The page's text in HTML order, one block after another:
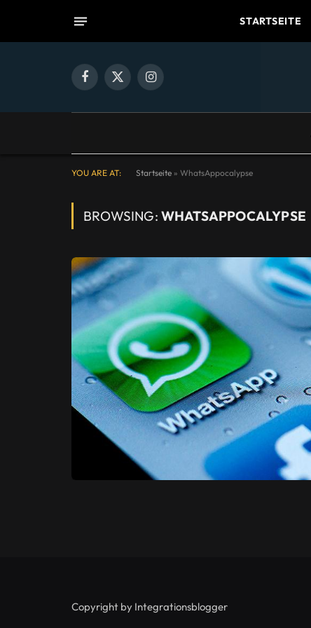
STARTSEITE
Facebook
X
Instagram
YOU ARE AT: Startseite » WhatsAppocalypse
BROWSING: WHATSAPPOCALYPSE
Copyright by Integrationsblogger